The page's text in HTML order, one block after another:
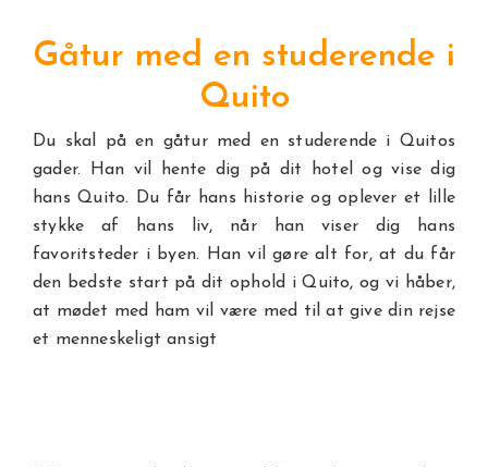
Gåtur med en studerende i
Quito
Du skal på en gåtur med en studerende i Quitos
gader. Han vil hente dig på dit hotel og vise dig
hans Quito. Du får hans historie og oplever et lille
stykke af hans liv, når han viser dig hans
favoritsteder i byen. Han vil gøre alt for, at du får
den bedste start på dit ophold i Quito, og vi håber,
at mødet med ham vil være med til at give din rejse
et menneskeligt ansigt